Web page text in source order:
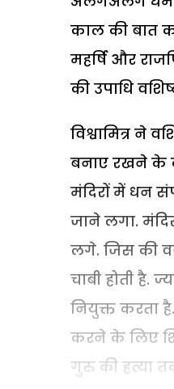
काल की बात
महर्षि और
की उपाधि
विश्वामित्र ने
बनाए रखने के
मंदिरों में धन
जाने लगा.
लगे. जिस की
चाबी होती है.
नियुक्त करता
करने के लिए
गुरु की हत्या